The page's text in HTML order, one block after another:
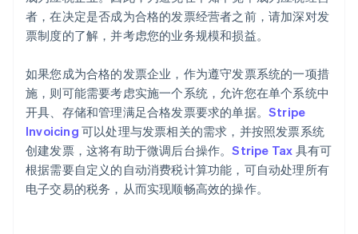
者，在决定是否成为合格的发票经营者之前，请加深对发
票制度的了解，并考虑您的业务规模和损益。
如果您成为合格的发票企业，作为遵守发票系统的一项措
施，则可能需要考虑实施一个系统，允许您在单个系统中
开具、存储和管理满足合格发票要求的单据。 Stripe
Invoicing 可以处理与发票相关的需求，并按照发票系统
创建发票，这将有助于微调后台操作。Stripe Tax 具有可
根据需要自定义的自动消费税计算功能，可自动处理所有
电子交易的税务，从而实现顺畅高效的操作。